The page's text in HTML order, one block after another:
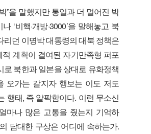
”을 말했지만 통일과 더 멀어진 박
‘비핵·개방·3000’을 말해놓고 북
리던 이명박 대통령의 대북 정책은
계획이 결여된 자기만족형 퍼포
로 북한과 일본을 상대로 유화정책
오가는 갈지자 행보는 이도 저도
행태, 즉 얄팍함이다. 이런 무소신
마나 많은 고통을 줬는지 기억하
담대한 구상은 어디에 속하는가.